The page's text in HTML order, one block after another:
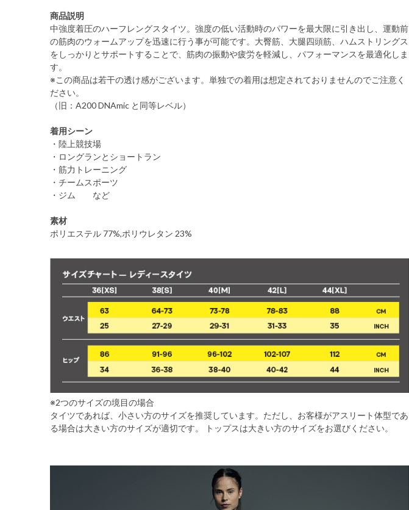
商品説明
中強度着圧のハーフレングスタイツ。強度の低い活動時のパワーを最大限に引き出し、運動前
の筋肉のウォームアップを迅速に行う事が可能です。大臀筋、大腿四頭筋、ハムストリングス
をしっかりとサポートすることで、筋肉の振動や疲労を軽減し、パフォーマンスを最適化しま
す。
※この商品は若干の透け感がございます。単独での着用は想定されておりませんのでご注意く
ださい。
（旧：A200 DNAmic と同等レベル）
着用シーン
・陸上競技場
・ロングランとショートラン
・筋力トレーニング
・チームスポーツ
・ジム など
素材
ポリエステル 77%,ポリウレタン 23%
※2つのサイズの境目の場合
タイツであれば、小さい方のサイズを推奨しています。ただし、お客様がアスリート体型であ
る場合は大きい方のサイズが適切です。 トップスは大きい方のサイズをお選びください。